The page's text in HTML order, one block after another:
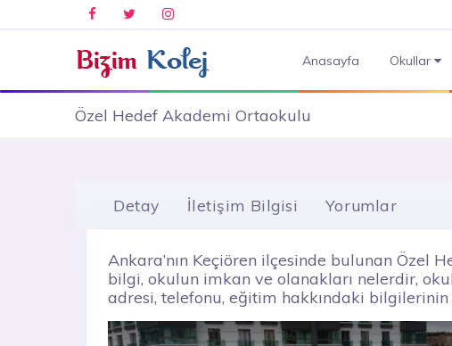
Anasayfa Okullar
Özel Hedef Akademi Ortaokulu
Detay İletişim Bilgisi Yorumlar
Ankara’nın Keçiören ilçesinde bulunan Özel
bilgi, okulun imkan ve olanakları nelerdir,
adresi, telefonu, eğitim hakkındaki bilgilerinin